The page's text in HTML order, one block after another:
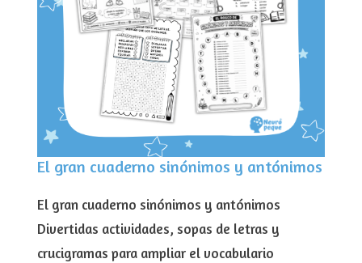
El gran cuaderno sinónimos y antónimos
El gran cuaderno sinónimos y antónimos
Divertidas actividades, sopas de letras y
crucigramas para ampliar el vocabulario